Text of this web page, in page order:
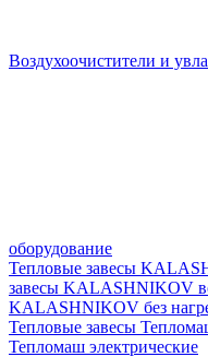
Воздухоочистители и
оборудование
Тепловые завесы
завесы KALASHNIKOV
KALASHNIKOV без
Тепловые завесы
Тепломаш электрические